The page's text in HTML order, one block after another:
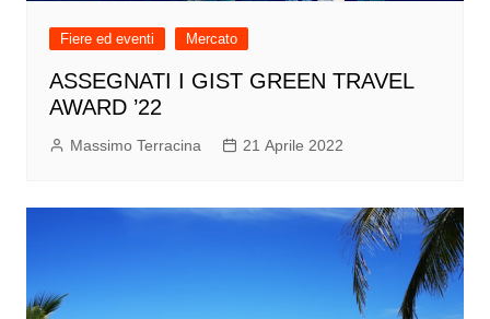
Fiere ed eventi Mercato
ASSEGNATI I GIST GREEN TRAVEL
AWARD ’22
Massimo Terracina 21 Aprile 2022